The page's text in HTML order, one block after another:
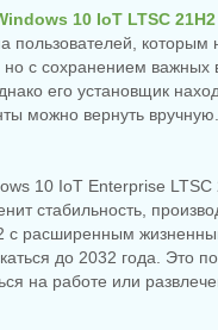
10 IoT LTSC
пользователей,
но с сохранением
его установщик
можно вернуть вручную.
10 IoT Enterprise
стабильность,
с расширенным
до 2032 года. Это
на работе или